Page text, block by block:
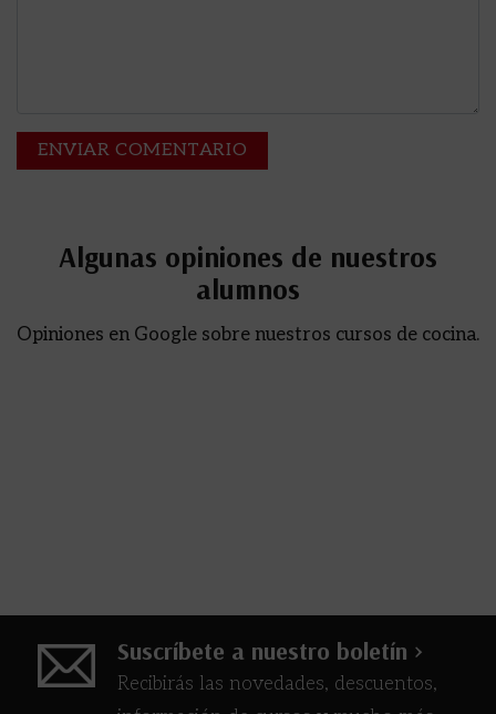
Algunas opiniones de nuestros
alumnos
Opiniones en Google sobre nuestros cursos de cocina.
Suscríbete a nuestro boletín >
Recibirás las novedades, descuentos,